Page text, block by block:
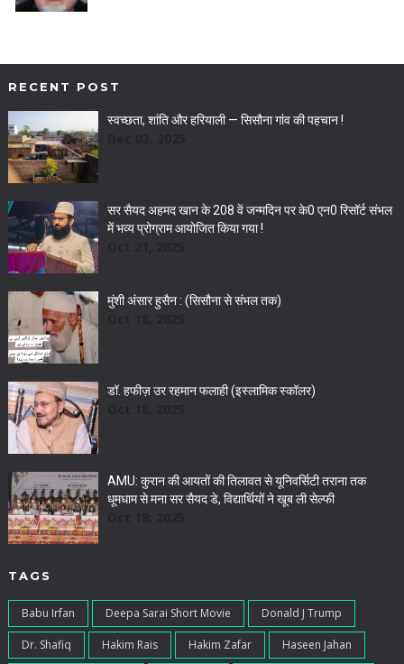
RECENT POST
स्वच्छता, शांति और हरियाली — सिसौना गांव की पहचान !
सर सैयद अहमद खान के 208 वें जन्मदिन पर के0 एन0 रिसॉर्ट संभल
में भव्य प्रोग्राम आयोजित किया गया !
मुंशी अंसार हुसैन : (सिसौना से संभल तक)
डॉ. हफीज़ उर रहमान फलाही (इस्लामिक स्कॉलर)
AMU: कुरान की आयतों की तिलावत से यूनिवर्सिटी तराना तक
धूमधाम से मना सर सैयद डे, विद्यार्थियों ने खूब ली सेल्फी
TAGS
Babu Irfan Deepa Sarai Short Movie Donald J Trump
Dr. Shafiq Hakim Rais Hakim Zafar Haseen Jahan